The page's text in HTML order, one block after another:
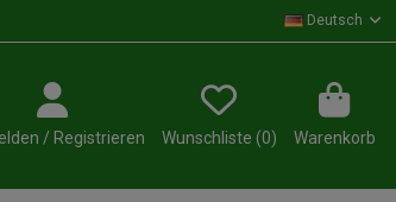
Deutsch
/ Registrieren Wunschliste (0) Warenkorb